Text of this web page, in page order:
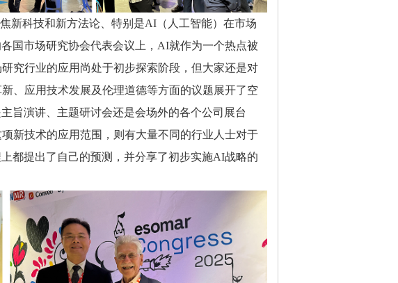
新科技和新方法论、特别是AI（人工智能）在市场
国市场研究协会代表会议上，AI就作为一个热点被
究行业的应用尚处于初步探索阶段，但大家还是对
、应用技术发展及伦理道德等方面的议题展开了空
旨演讲、主题研讨会还是会场外的各个公司展台
新技术的应用范围，则有大量不同的行业人士对于
都提出了自己的预测，并分享了初步实施AI战略的